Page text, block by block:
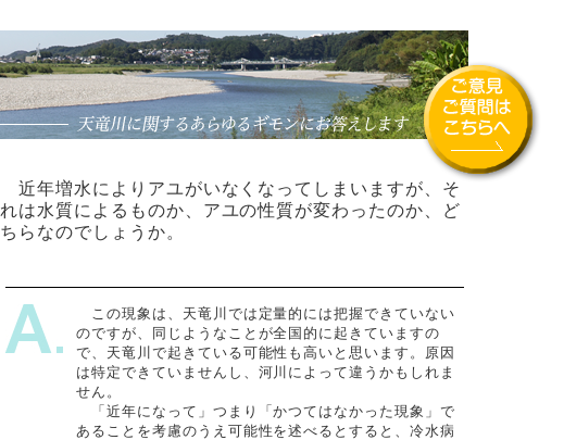
近年増水によりアユがいなくなってしまいますが、そ
れは水質によるものか、アユの性質が変わったのか、ど
ちらなのでしょうか。
この現象は、天竜川では定量的には把握できていない
のですが、同じようなことが全国的に起きていますの
で、天竜川で起きている可能性も高いと思います。原因
は特定できていませんし、河川によって違うかもしれま
せん。
「近年になって」つまり「かつてはなかった現象」で
あることを考慮のうえ可能性を述べるとすると、冷水病